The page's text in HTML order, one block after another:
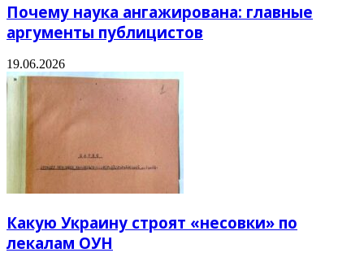
Почему наука ангажирована: главные
аргументы публицистов
19.06.2026
Какую Украину строят «несовки» по
лекалам ОУН